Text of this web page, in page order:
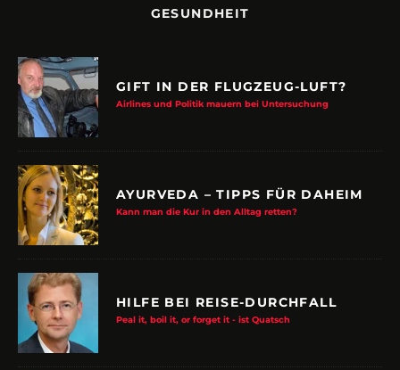
GESUNDHEIT
GIFT IN DER FLUGZEUG-LUFT?
Airlines und Politik mauern bei Untersuchung
AYURVEDA – TIPPS FÜR DAHEIM
Kann man die Kur in den Alltag retten?
HILFE BEI REISE-DURCHFALL
Peal it, boil it, or forget it - ist Quatsch